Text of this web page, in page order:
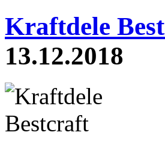
Kraftdele
13.12.2018